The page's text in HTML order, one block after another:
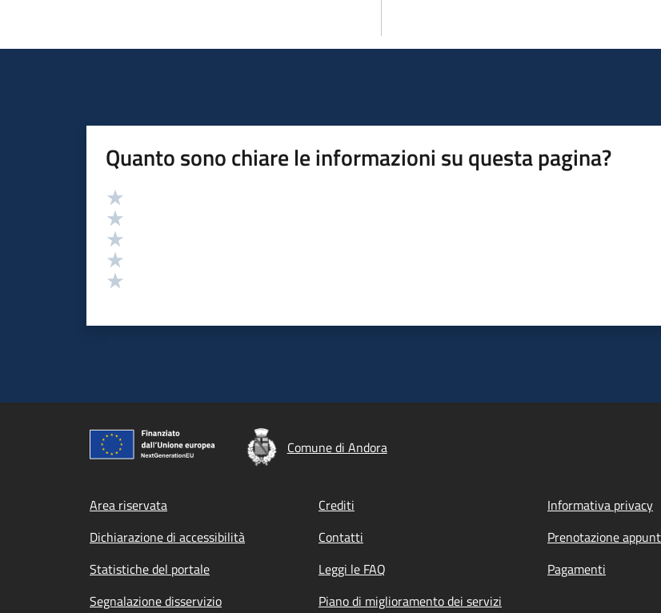
Quanto sono chiare le informazioni su questa pagina?
Valutazione
Comune di Andora
Footer menu
Area riservata Crediti Informativa privacy
Dichiarazione di accessibilità
Contatti Prenotazione
Statistiche del portale
Leggi le FAQ Pagamenti
Segnalazione disservizio
Piano di miglioramento dei servizi